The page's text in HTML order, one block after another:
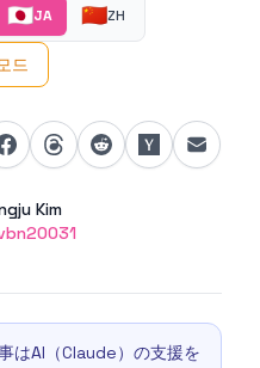
🇯🇵JA 🇨🇳ZH
드
Kim
はAI（Claude）の支援を